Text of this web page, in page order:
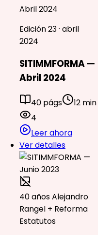
Abril 2024
Edición 23 · abril
2024
SITIMMFORMA —
Abril 2024
40 págs
12 min
4
Leer ahora
Ver detalles
40 años Alejandro
Rangel + Reforma
Estatutos